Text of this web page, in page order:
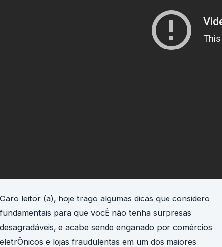
Caro leitor (a), hoje trago algumas dicas que considero
fundamentais para que vocÊ não tenha surpresas
desagradáveis, e acabe sendo enganado por comércios
eletrÔnicos e lojas fraudulentas em um dos maiores